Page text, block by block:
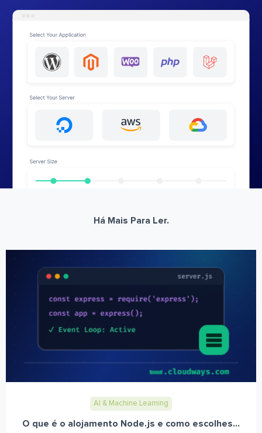
Há Mais Para Ler.
AI & Machine Learning
O que é o alojamento Node.js e como escolhes...